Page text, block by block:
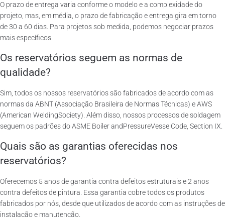
O prazo de entrega varia conforme o modelo e a complexidade do
projeto, mas, em média, o prazo de fabricação e entrega gira em torno
de 30 a 60 dias. Para projetos sob medida, podemos negociar prazos
mais específicos.
Os reservatórios seguem as normas de
qualidade?
Sim, todos os nossos reservatórios são fabricados de acordo com as
normas da ABNT (Associação Brasileira de Normas Técnicas) e AWS
(American WeldingSociety). Além disso, nossos processos de soldagem
seguem os padrões do ASME Boiler andPressureVesselCode, Section IX.
Quais são as garantias oferecidas nos
reservatórios?
Oferecemos 5 anos de garantia contra defeitos estruturais e 2 anos
contra defeitos de pintura. Essa garantia cobre todos os produtos
fabricados por nós, desde que utilizados de acordo com as instruções de
instalação e manutenção.